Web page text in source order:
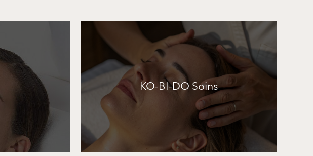
KO-BI-DO Soins